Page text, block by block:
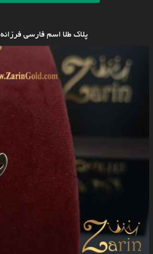
پلاک طلا اسم فارسی فرزانه